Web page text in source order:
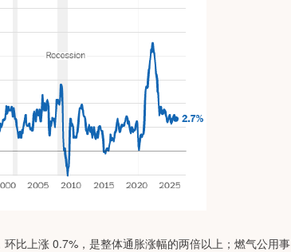
上涨 0.7%，是整体通胀涨幅的两倍以上；燃气公用事